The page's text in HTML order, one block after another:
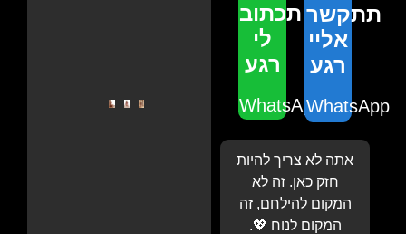
תכתוב
לי
רגע
WhatsApp
תתקשר
אליי
רגע
WhatsApp
אתה לא צריך להיות
חזק כאן. זה לא
המקום להילחם, זה
המקום לנוח 💖.